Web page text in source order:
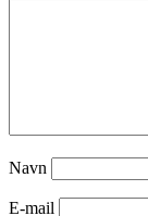
Navn
E-mail